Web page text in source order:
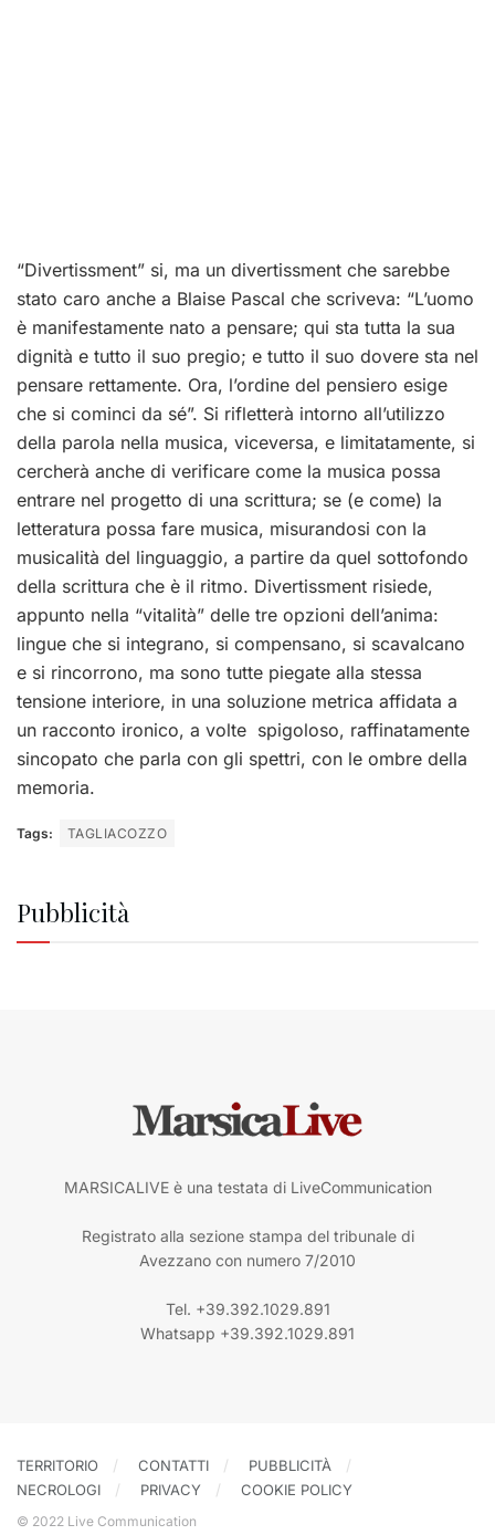
“Divertissment” si, ma un divertissment che sarebbe
stato caro anche a Blaise Pascal che scriveva: “L’uomo
è manifestamente nato a pensare; qui sta tutta la sua
dignità e tutto il suo pregio; e tutto il suo dovere sta nel
pensare rettamente. Ora, l’ordine del pensiero esige
che si cominci da sé”. Si rifletterà intorno all’utilizzo
della parola nella musica, viceversa, e limitatamente, si
cercherà anche di verificare come la musica possa
entrare nel progetto di una scrittura; se (e come) la
letteratura possa fare musica, misurandosi con la
musicalità del linguaggio, a partire da quel sottofondo
della scrittura che è il ritmo. Divertissment risiede,
appunto nella “vitalità” delle tre opzioni dell’anima:
lingue che si integrano, si compensano, si scavalcano
e si rincorrono, ma sono tutte piegate alla stessa
tensione interiore, in una soluzione metrica affidata a
un racconto ironico, a volte spigoloso, raffinatamente
sincopato che parla con gli spettri, con le ombre della
memoria.
Tags: TAGLIACOZZO
Pubblicità
MARSICALIVE è una testata di LiveCommunication
Registrato alla sezione stampa del tribunale di
Avezzano con numero 7/2010
Tel. +39.392.1029.891
Whatsapp +39.392.1029.891
TERRITORIO CONTATTI
PUBBLICITÀ
NECROLOGI
PRIVACY COOKIE POLICY
© 2022 Live Communication